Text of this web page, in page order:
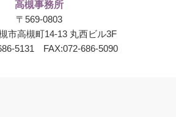
高槻事務所
〒569-0803
市高槻町14-13 丸西ビル3F
5131 FAX:072-686-5090